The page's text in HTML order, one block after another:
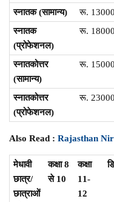
स्नातक (सामान्य) रू. 13000
स्नातक
(प्रोफेशनल)
रू. 18000
स्नातकोत्तर
(सामान्य)
रू. 15000
स्नातकोत्तर
(प्रोफेशनल)
रू. 23000
Also Read :Rajasthan
मेधावी
छात्र/
छात्राओं
कक्षा8
से10
कक्षा
11-
12